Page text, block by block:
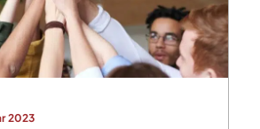
comptable
[…]
2023